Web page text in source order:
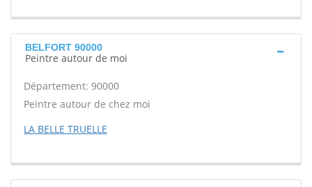
BELFORT 90000
Peintre autour de moi
Département: 90000
Peintre autour de chez moi
LA BELLE TRUELLE